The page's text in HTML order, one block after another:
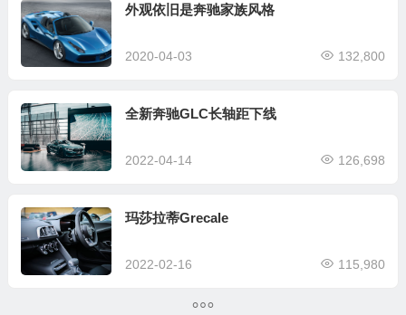
外观依旧是奔驰家族风格
2020-04-03 132,800
全新奔驰GLC长轴距下线
2022-04-14 126,698
玛莎拉蒂Grecale
2022-02-16 115,980